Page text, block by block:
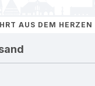
AUS DEM